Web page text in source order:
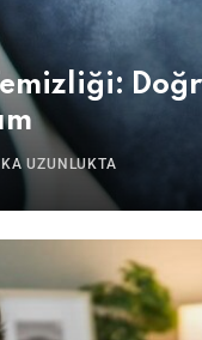
UZUNLUKTA